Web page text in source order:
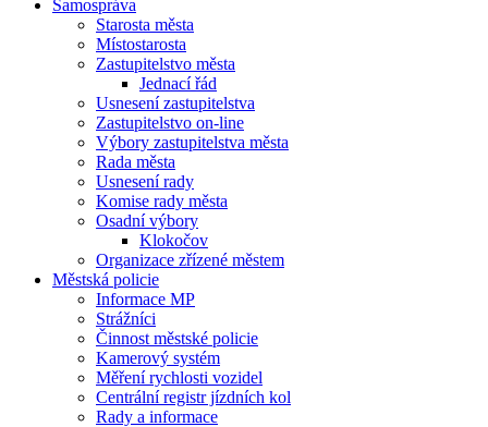
Samospráva
Starosta města
Místostarosta
Zastupitelstvo města
Jednací řád
Usnesení zastupitelstva
Zastupitelstvo on-line
Výbory zastupitelstva města
Rada města
Usnesení rady
Komise rady města
Osadní výbory
Klokočov
Organizace zřízené městem
Městská policie
Informace MP
Strážníci
Činnost městské policie
Kamerový systém
Měření rychlosti vozidel
Centrální registr jízdních kol
Rady a informace